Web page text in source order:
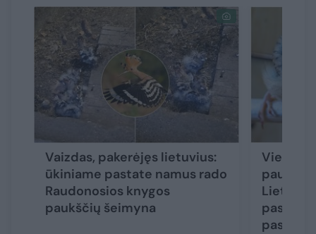
Vaizdas, pakerėjęs lietuvius:
ūkiniame pastate namus rado
Raudonosios knygos
paukščių šeimyna
Vienas